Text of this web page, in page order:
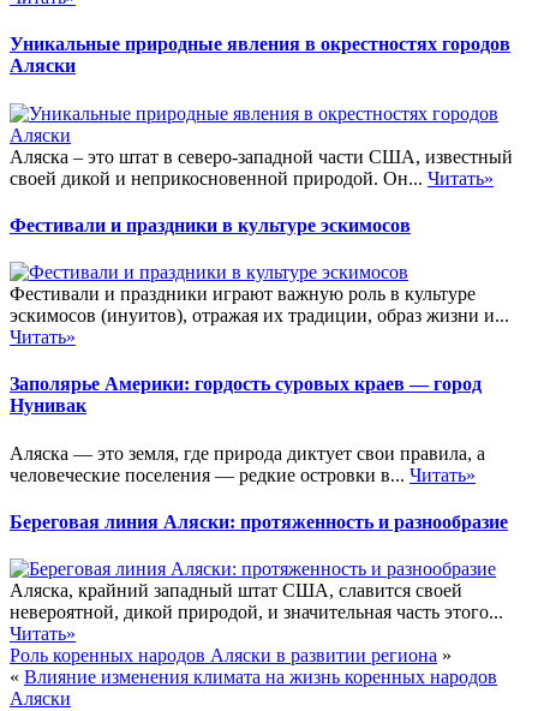
Уникальные природные явления в окрестностях городов
Аляски
Аляска – это штат в северо-западной части США, известный
своей дикой и неприкосновенной природой. Он... Читать»
Фестивали и праздники в культуре эскимосов
Фестивали и праздники играют важную роль в культуре
эскимосов (инуитов), отражая их традиции, образ жизни и...
Читать»
Заполярье Америки: гордость суровых краев — город
Нунивак
Аляска — это земля, где природа диктует свои правила, а
человеческие поселения — редкие островки в... Читать»
Береговая линия Аляски: протяженность и разнообразие
Аляска, крайний западный штат США, славится своей
невероятной, дикой природой, и значительная часть этого...
Читать»
Роль коренных народов Аляски в развитии региона »
« Влияние изменения климата на жизнь коренных народов
Аляски